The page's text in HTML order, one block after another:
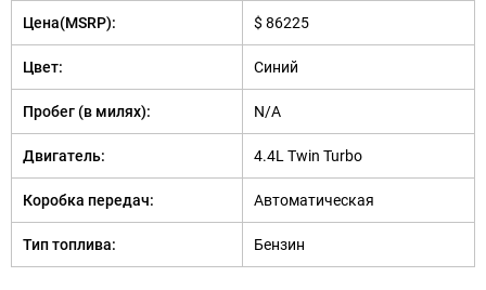
Цена(MSRP): $ 86225
Цвет: Синий
Пробег (в милях): N/A
Двигатель: 4.4L Twin Turbo
Коробка передач: Автоматическая
Тип топлива: Бензин